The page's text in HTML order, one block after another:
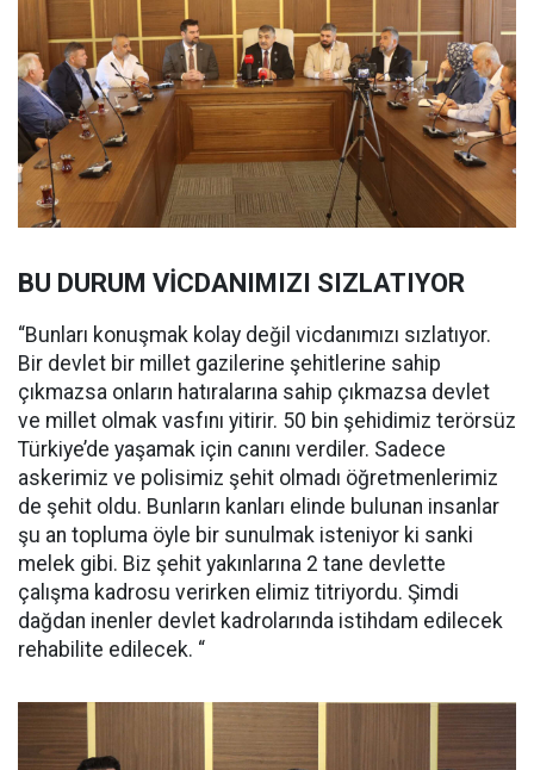
BU DURUM VİCDANIMIZI SIZLATIYOR
“Bunları konuşmak kolay değil vicdanımızı sızlatıyor.
Bir devlet bir millet gazilerine şehitlerine sahip
çıkmazsa onların hatıralarına sahip çıkmazsa devlet
ve millet olmak vasfını yitirir. 50 bin şehidimiz terörsüz
Türkiye’de yaşamak için canını verdiler. Sadece
askerimiz ve polisimiz şehit olmadı öğretmenlerimiz
de şehit oldu. Bunların kanları elinde bulunan insanlar
şu an topluma öyle bir sunulmak isteniyor ki sanki
melek gibi. Biz şehit yakınlarına 2 tane devlette
çalışma kadrosu verirken elimiz titriyordu. Şimdi
dağdan inenler devlet kadrolarında istihdam edilecek
rehabilite edilecek. “